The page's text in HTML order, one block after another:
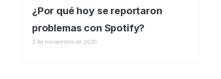
¿Por qué hoy se reportaron
problemas con Spotify?
2 de noviembre de 2025